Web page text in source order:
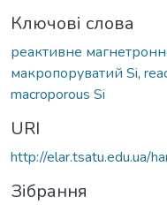
Ключові слова
реактивне
макропоруватий Si,
macroporous Si
URI
http://elar.tsatu.edu.ua/
Зібрання